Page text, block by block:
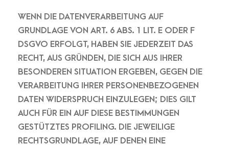
WENN DIE DATENVERARBEITUNG AUF
GRUNDLAGE VON ART. 6 ABS. 1 LIT. E ODER F
DSGVO ERFOLGT, HABEN SIE JEDERZEIT DAS
RECHT, AUS GRÜNDEN, DIE SICH AUS IHRER
BESONDEREN SITUATION ERGEBEN, GEGEN DIE
VERARBEITUNG IHRER PERSONENBEZOGENEN
DATEN WIDERSPRUCH EINZULEGEN; DIES GILT
AUCH FÜR EIN AUF DIESE BESTIMMUNGEN
GESTÜTZTES PROFILING. DIE JEWEILIGE
RECHTSGRUNDLAGE, AUF DENEN EINE